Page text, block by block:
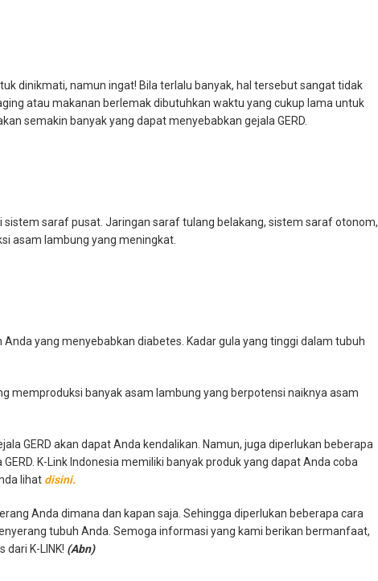
dinikmati, namun ingat! Bila terlalu banyak, hal tersebut sangat tidak
atau makanan berlemak dibutuhkan waktu yang cukup lama untuk
semakin banyak yang dapat menyebabkan gejala GERD.
saraf pusat. Jaringan saraf tulang belakang, sistem saraf otonom,
asam lambung yang meningkat.
yang menyebabkan diabetes. Kadar gula yang tinggi dalam tubuh
memproduksi banyak asam lambung yang berpotensi naiknya asam
GERD akan dapat Anda kendalikan. Namun, juga diperlukan beberapa
K-Link Indonesia memiliki banyak produk yang dapat Anda coba
lihat disini.
Anda dimana dan kapan saja. Sehingga diperlukan beberapa cara
tubuh Anda. Semoga informasi yang kami berikan bermanfaat,
K-LINK! (Abn)